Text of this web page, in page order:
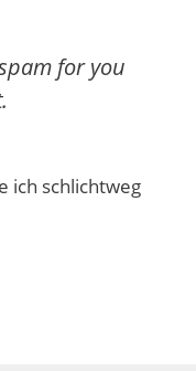
for you
ich schlichtweg